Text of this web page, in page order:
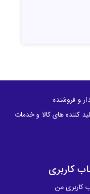
و فروشنده
معرفی تولید کننده های کالا و خدمات
کاربری
کاربری من